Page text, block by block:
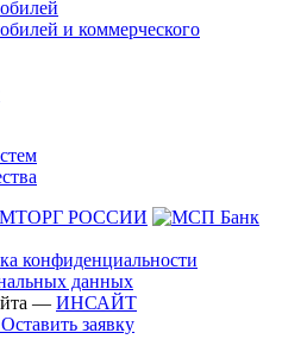
и коммерческого
конфиденциальности
данных
— ИНСАЙТ
Оставить заявку